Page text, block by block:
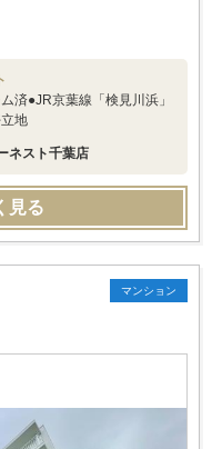
済●JR京葉線「検見川浜」
地
ネスト千葉店
見る
マンション